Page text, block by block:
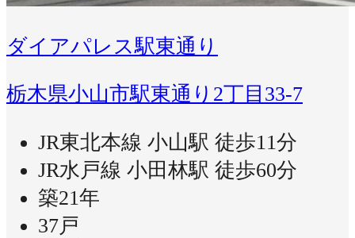
ダイアパレス駅東通り
栃木県小山市駅東通り2丁目33-7
JR東北本線 小山駅 徒歩11分
JR水戸線 小田林駅 徒歩60分
築21年
37戸